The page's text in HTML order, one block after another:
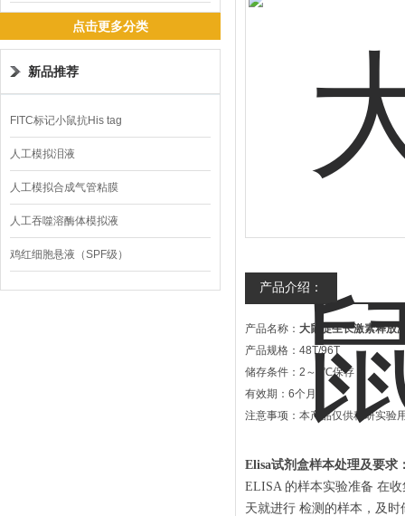
点击更多分类
新品推荐
FITC标记小鼠抗His tag
人工模拟泪液
人工模拟合成气管粘膜
人工吞噬溶酶体模拟液
鸡红细胞悬液（SPF级）
产品介绍：
产品名称： 大鼠促生长激素释放
产品规格：48T/96T
储存条件：2～8℃保存
有效期：6个月
注意事项：本产品仅供科研实验
Elisa试剂盒样本处理及要求
ELISA 的样本实验准备 在
天就进行 检测的样本，及